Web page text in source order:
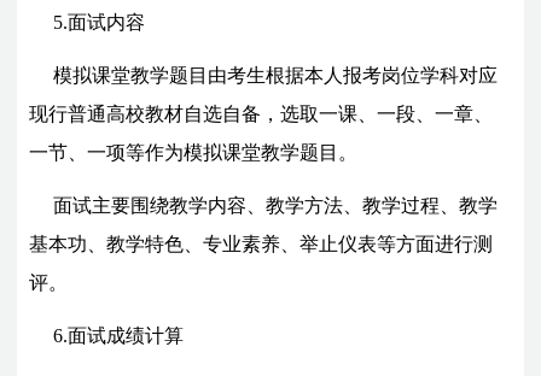
5.面试内容
模拟课堂教学题目由考生根据本人报考岗位学科对应
现行普通高校教材自选自备，选取一课、一段、一章、
一节、一项等作为模拟课堂教学题目。
面试主要围绕教学内容、教学方法、教学过程、教学
基本功、教学特色、专业素养、举止仪表等方面进行测
评。
6.面试成绩计算